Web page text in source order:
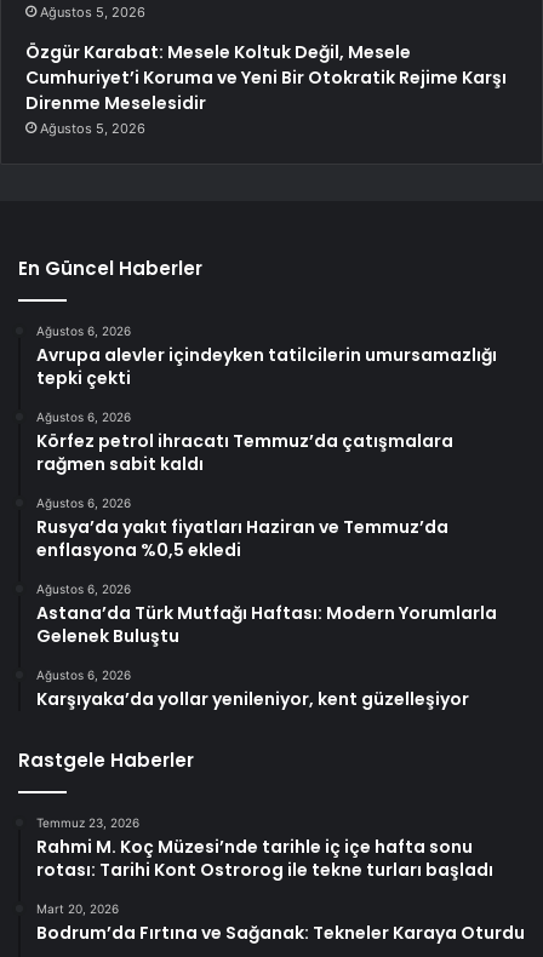
Ağustos 5, 2026
Özgür Karabat: Mesele Koltuk Değil, Mesele
Cumhuriyet’i Koruma ve Yeni Bir Otokratik Rejime Karşı
Direnme Meselesidir
Ağustos 5, 2026
En Güncel Haberler
Ağustos 6, 2026
Avrupa alevler içindeyken tatilcilerin umursamazlığı
tepki çekti
Ağustos 6, 2026
Körfez petrol ihracatı Temmuz’da çatışmalara
rağmen sabit kaldı
Ağustos 6, 2026
Rusya’da yakıt fiyatları Haziran ve Temmuz’da
enflasyona %0,5 ekledi
Ağustos 6, 2026
Astana’da Türk Mutfağı Haftası: Modern Yorumlarla
Gelenek Buluştu
Ağustos 6, 2026
Karşıyaka’da yollar yenileniyor, kent güzelleşiyor
Rastgele Haberler
Temmuz 23, 2026
Rahmi M. Koç Müzesi’nde tarihle iç içe hafta sonu
rotası: Tarihi Kont Ostrorog ile tekne turları başladı
Mart 20, 2026
Bodrum’da Fırtına ve Sağanak: Tekneler Karaya Oturdu